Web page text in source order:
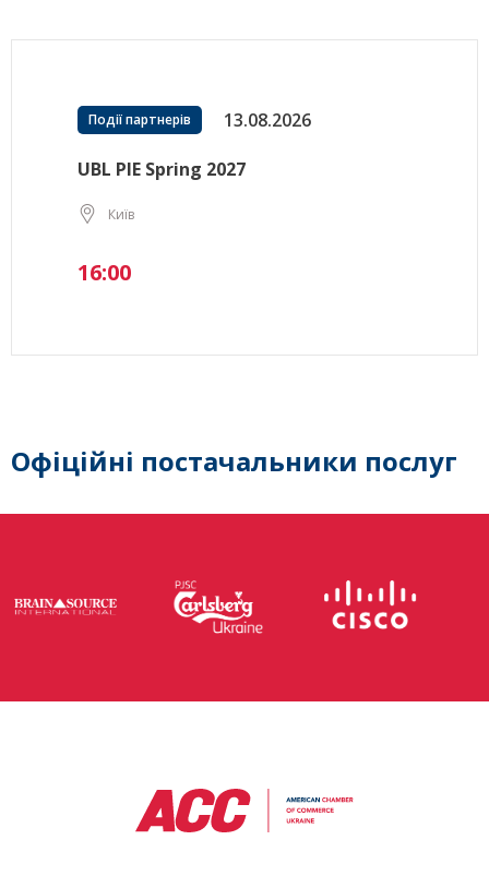
Події партнерів 13.08.2026
UBL PIE Spring 2027
Київ
16:00
Офіційні постачальники послуг